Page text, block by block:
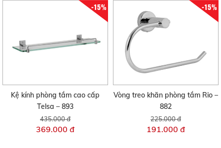
-15%
Kệ kính phòng tắm cao cấp
Telsa – 893
435.000 đ
369.000 đ
-15%
Vòng treo khăn phòng tắm Rio –
882
225.000 đ
191.000 đ